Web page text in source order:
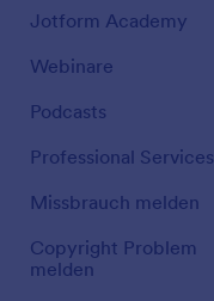
Jotform Academy
Webinare
Podcasts
Professional Services
Missbrauch melden
Copyright Problem
melden